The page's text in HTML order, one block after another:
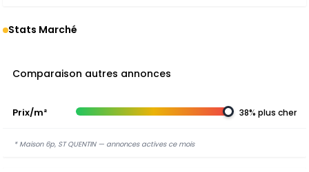
Stats Marché
Comparaison autres annonces
Prix/m² 38% plus cher
* Maison 6p, ST QUENTIN — annonces actives ce mois